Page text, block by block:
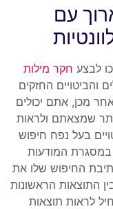
עם
חקר מילות
והביטויים החזקים
מכן, אתם יכולים
שמצאתם ולראות
בעל נפח חיפוש
המודעות
החיפוש שלו את
התוצאות הראשונות
לראות תוצאות